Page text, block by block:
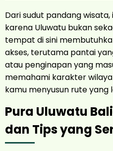
Dari sudut pandang
karena Uluwatu bukan
tempat di sini
akses, terutama pantai
atau penginapan yang
memahami karakter
kamu menyusun rute yang
Pura Uluwatu
dan Tips yang